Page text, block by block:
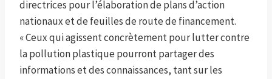
directrices pour l’élaboration de plans d’action
nationaux et de feuilles de route de financement.
« Ceux qui agissent concrètement pour lutter contre
la pollution plastique pourront partager des
informations et des connaissances, tant sur les